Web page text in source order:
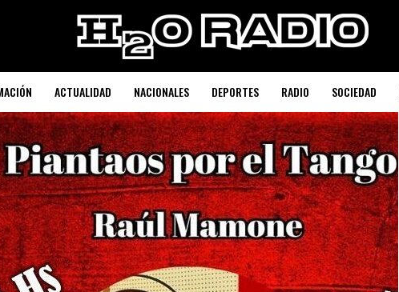
ACTUALIDAD NACIONALES DEPORTES RADIO SOCIEDAD